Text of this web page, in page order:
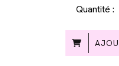
Quantité :